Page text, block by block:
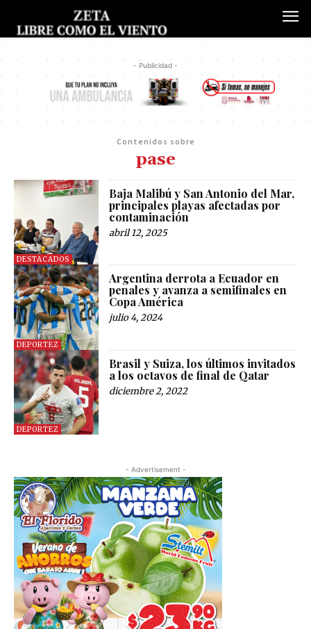
- Publicidad -
Contenidos sobre
pase
DESTACADOS
Baja Malibú y San Antonio del Mar,
principales playas afectadas por
contaminación
abril 12, 2025
DEPORTEZ
Argentina derrota a Ecuador en
penales y avanza a semifinales en
Copa América
julio 4, 2024
DEPORTEZ
Brasil y Suiza, los últimos invitados
a los octavos de final de Qatar
diciembre 2, 2022
- Advertisement -